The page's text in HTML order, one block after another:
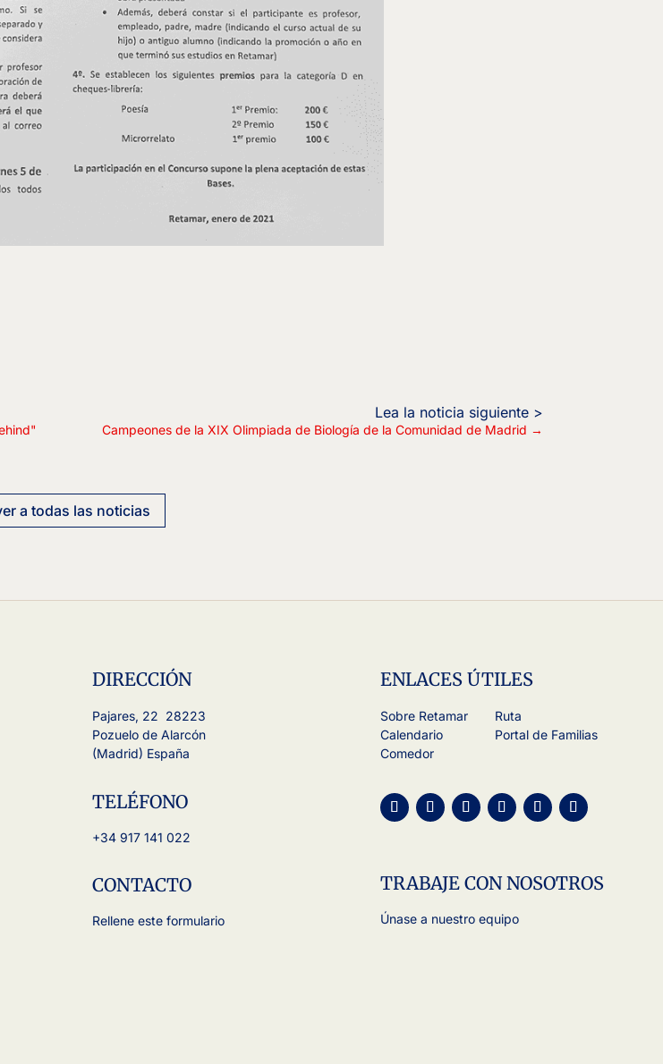
Campeones de la XIX Olimpiada de Biología de la Comunidad de Madrid →
a todas las noticias
DIRECCIÓN
Pajares, 22 28223
Pozuelo de Alarcón
(Madrid) España
TELÉFONO
+34 917 141 022
CONTACTO
Rellene este formulario
ENLACES ÚTILES
Sobre Retamar
Calendario
Comedor
Ruta
Portal de Familias
TRABAJE CON NOSOTROS
Únase a nuestro equipo